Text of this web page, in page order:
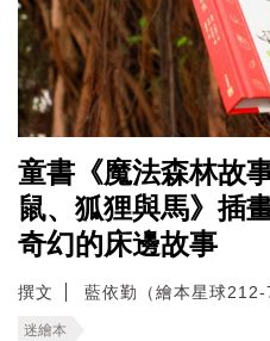
童書《魔法森林故
鼠、狐狸與馬》插
奇幻的床邊故事
撰文 藍依勤（繪本星球212-
迷繪本